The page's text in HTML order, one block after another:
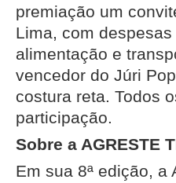
premiação um
Lima, com
alimentação e
vencedor do Júri
costura reta. Todos
participação.
Sobre a AGRESTE
Em sua 8ª edição, a